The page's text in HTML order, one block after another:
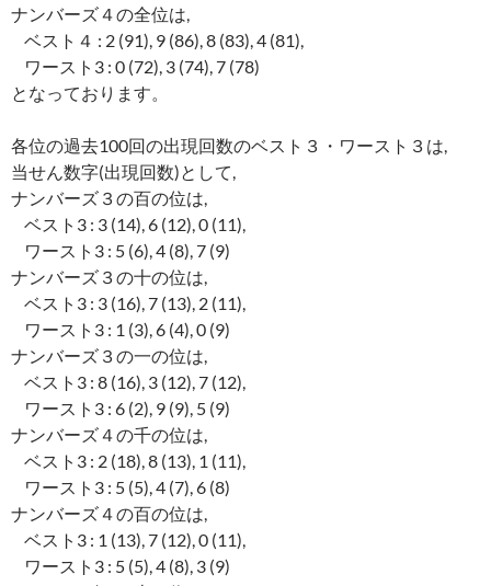
ナンバーズ４の全位は,
ベスト４ : 2 (91), 9 (86), 8 (83), 4 (81),
ワースト3 : 0 (72), 3 (74), 7 (78)
となっております。
各位の過去100回の出現回数のベスト３・ワースト３は,
当せん数字(出現回数)として,
ナンバーズ３の百の位は,
ベスト3 : 3 (14), 6 (12), 0 (11),
ワースト3 : 5 (6), 4 (8), 7 (9)
ナンバーズ３の十の位は,
ベスト3 : 3 (16), 7 (13), 2 (11),
ワースト3 : 1 (3), 6 (4), 0 (9)
ナンバーズ３の一の位は,
ベスト3 : 8 (16), 3 (12), 7 (12),
ワースト3 : 6 (2), 9 (9), 5 (9)
ナンバーズ４の千の位は,
ベスト3 : 2 (18), 8 (13), 1 (11),
ワースト3 : 5 (5), 4 (7), 6 (8)
ナンバーズ４の百の位は,
ベスト3 : 1 (13), 7 (12), 0 (11),
ワースト3 : 5 (5), 4 (8), 3 (9)